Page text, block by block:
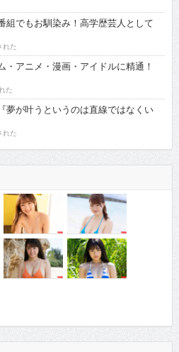
でもお馴染み！高学歴芸人として
た
アニメ・漫画・アイドルに精通！
た
が叶うというのは直線ではなくい
た